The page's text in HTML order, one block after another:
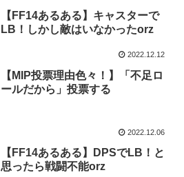
【FF14あるある】キャスターで
LB！しかし敵はいなかったorz
2022.12.12
【MIP投票理由色々！】「不足ロ
ールだから」投票する
2022.12.06
【FF14あるある】DPSでLB！と
思ったら戦闘不能orz